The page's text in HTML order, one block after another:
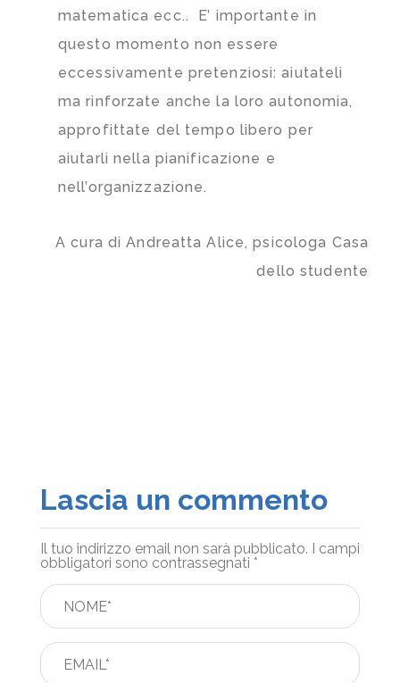
matematica ecc.. E’ importante in
questo momento non essere
eccessivamente pretenziosi: aiutateli
ma rinforzate anche la loro autonomia,
approfittate del tempo libero per
aiutarli nella pianificazione e
nell’organizzazione.
A cura di Andreatta Alice, psicologa Casa
dello studente
Lascia un commento
Il tuo indirizzo email non sarà pubblicato.
I campi
obbligatori sono contrassegnati *